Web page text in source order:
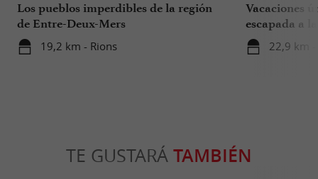
Los pueblos imperdibles de la región
de Entre-Deux-Mers
19,2 km - Rions
Vacaciones
escapada a
sur de la
22,9 km -
TE GUSTARÁ TAMBIÉN